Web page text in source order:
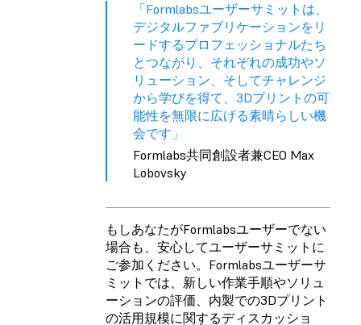
「Formlabsユーザーサミットは、
デジタルファブリケーションをリ
ードするプロフェッショナルたち
とつながり、それぞれの成功やソ
リューション、そしてチャレンジ
から学びを得て、3Dプリントの可
能性を無限に広げる素晴らしい機
会です」
Formlabs共同創設者兼CEO Max
Lobovsky
もしあなたがFormlabsユーザーでない
場合も、安心してユーザーサミットに
ご参加ください。Formlabsユーザーサ
ミットでは、新しい作業手順やソリュ
ーションの評価、内製での3Dプリント
の活用規模に関するディスカッショ